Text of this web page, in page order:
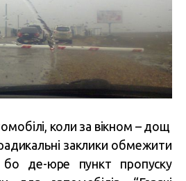
коли за вікном – дощ
заклики обмежити
бо де-юре пункт пропуску